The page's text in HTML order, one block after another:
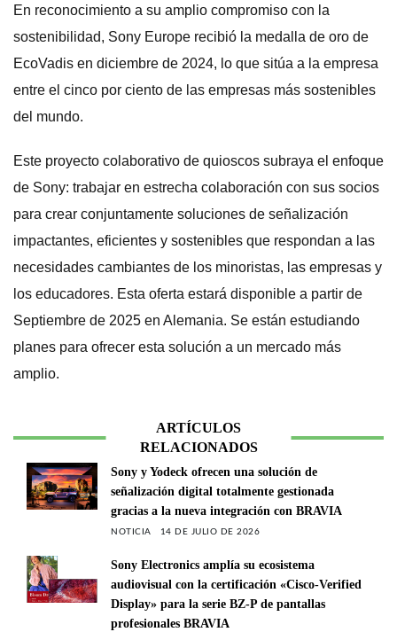
En reconocimiento a su amplio compromiso con la
sostenibilidad, Sony Europe recibió la medalla de oro de
EcoVadis en diciembre de 2024, lo que sitúa a la empresa
entre el cinco por ciento de las empresas más sostenibles
del mundo.
Este proyecto colaborativo de quioscos subraya el enfoque
de Sony: trabajar en estrecha colaboración con sus socios
para crear conjuntamente soluciones de señalización
impactantes, eficientes y sostenibles que respondan a las
necesidades cambiantes de los minoristas, las empresas y
los educadores. Esta oferta estará disponible a partir de
Septiembre de 2025 en Alemania. Se están estudiando
planes para ofrecer esta solución a un mercado más
amplio.
ARTÍCULOS
RELACIONADOS
Sony y Yodeck ofrecen una solución de
señalización digital totalmente gestionada
gracias a la nueva integración con BRAVIA
NOTICIA 14 DE JULIO DE 2026
Sony Electronics amplía su ecosistema
audiovisual con la certificación «Cisco-Verified
Display» para la serie BZ-P de pantallas
profesionales BRAVIA